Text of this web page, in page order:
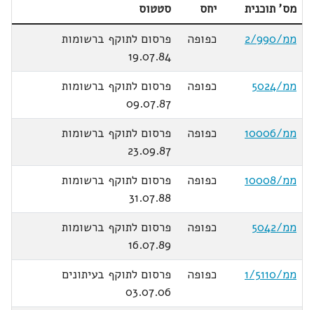
מס' תוכנית
יחס
סטטוס
ממ/2/990
כפופה
פרסום לתוקף ברשומות
19.07.84
ממ/5024
כפופה
פרסום לתוקף ברשומות
09.07.87
ממ/10006
כפופה
פרסום לתוקף ברשומות
23.09.87
ממ/10008
כפופה
פרסום לתוקף ברשומות
31.07.88
ממ/5042
כפופה
פרסום לתוקף ברשומות
16.07.89
ממ/1/5110
כפופה
פרסום לתוקף בעיתונים
03.07.06